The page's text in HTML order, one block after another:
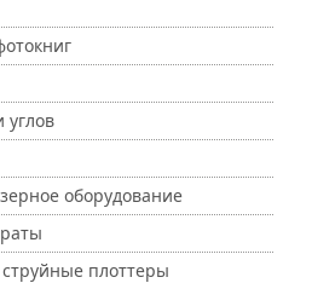
углов
оборудование
плоттеры